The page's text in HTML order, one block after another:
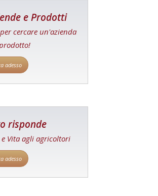
e Prodotti
cercare un'azienda
adesso
risponde
Vita agli agricoltori
adesso